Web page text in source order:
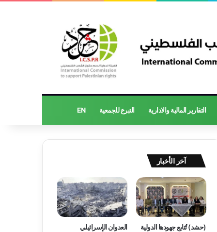
التقارير المالية والادارية التبرع للجمعية EN
آخر الأخبار
(حشد) تُتابع جهودها الدولية
العدوان الإسرائيلي